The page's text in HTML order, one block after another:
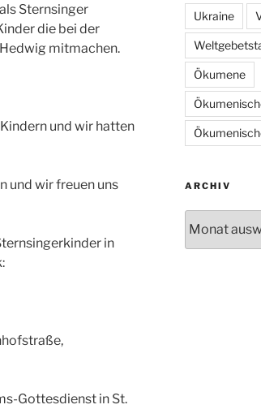
Sternsinger
die bei der
mitmachen.
und wir hatten
und wir freuen uns
in
Gottesdienst in St.
Ukraine
Ökumene
ARCHIV